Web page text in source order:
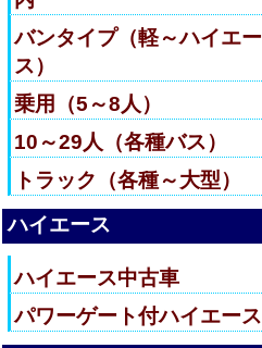
バンタイプ（軽～ハイエー
ス）
乗用（5～8人）
10～29人（各種バス）
トラック（各種～大型）
ハイエース
ハイエース中古車
パワーゲート付ハイエース